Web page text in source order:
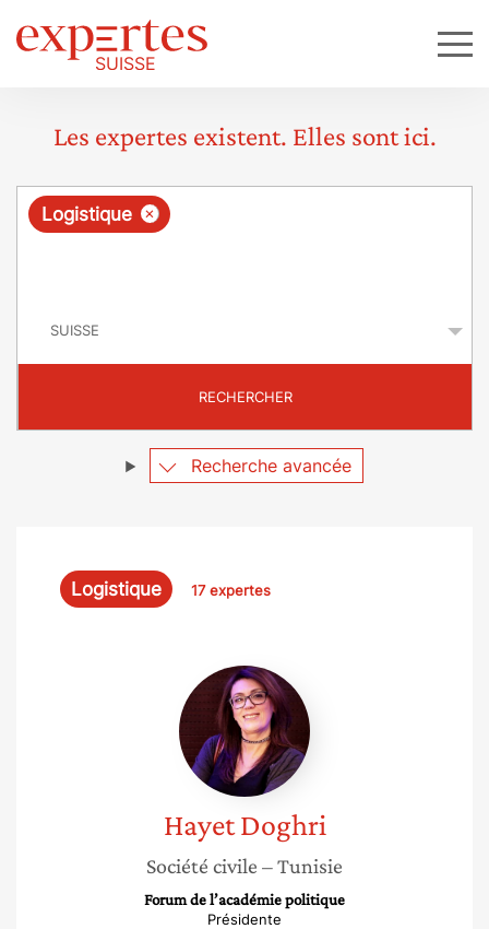
Les expertes existent. Elles sont ici.
R
ê
e
×
Logistique
RECHERCHER
Recherche avancée
Logistique 17 expertes
Hayet
Doghri
Hayet Doghri
Société civile – Tunisie
Forum de l’académie politique
Présidente